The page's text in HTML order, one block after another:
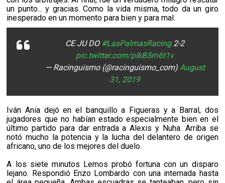
un punto... y gracias. Como la vida misma, todo da un giro
inesperado en un momento para bien y para mal.
CE JU DO #LasPalmasRacing2-2
pic.twitter.com/pIkB5m6t1v
— Racinguismo (@racinguismo_com) August
31, 2019
Iván Ania dejó en el banquillo a Figueras y a Barral, dos
jugadores que no habían estado especialmente bien en el
último partido para dar entrada a Alexis y Nuha. Arriba se
notó mucho la potencia y la lucha del delantero de origen
africano, uno de los mejores del duelo.
A los siete minutos Lemos probó fortuna con un disparo
lejano. Respondió Enzo Lombardo con una internada hasta